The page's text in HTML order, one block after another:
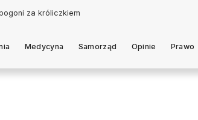
za króliczkiem
Medycyna Samorząd Opinie Prawo